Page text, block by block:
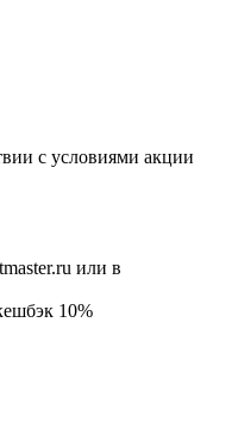
с условиями акции
или в
10%